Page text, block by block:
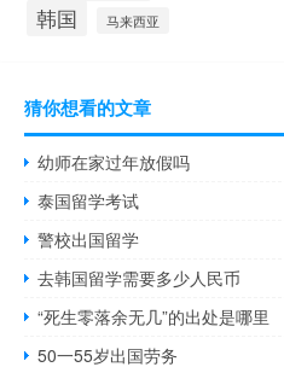
韩国 马来西亚
猜你想看的文章
幼师在家过年放假吗
泰国留学考试
警校出国留学
去韩国留学需要多少人民币
“死生零落余无几”的出处是哪里
50一55岁出国劳务